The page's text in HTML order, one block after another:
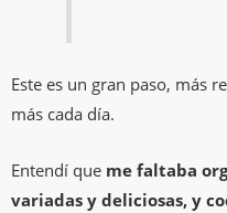
Este es un gran paso, más
más cada día.
Entendí que me faltaba
variadas y deliciosas, y